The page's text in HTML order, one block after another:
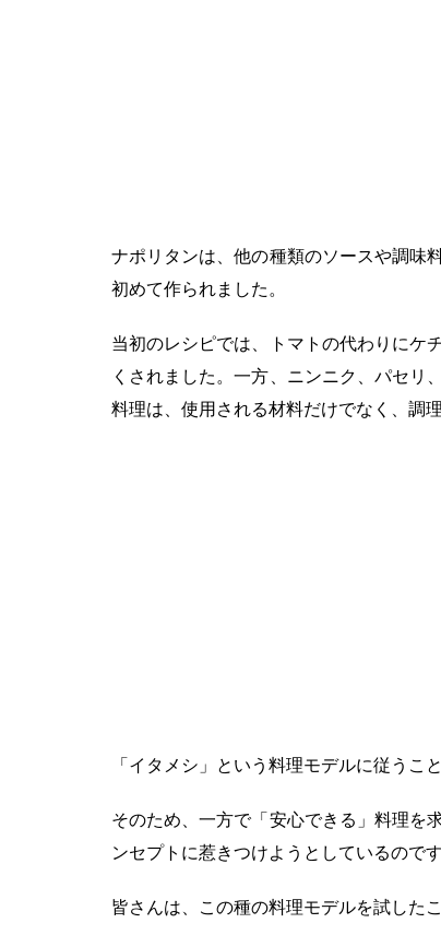
ナポリタンは、他の種類のソースや調味
初めて作られました。
当初のレシピでは、トマトの代わりにケ
くされました。一方、ニンニク、パセリ
料理は、使用される材料だけでなく、調
「イタメシ」という料理モデルに従うこ
そのため、一方で「安心できる」料理を
ンセプトに惹きつけようとしているのです
皆さんは、この種の料理モデルを試した